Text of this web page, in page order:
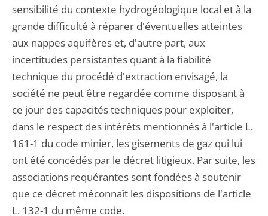
sensibilité du contexte hydrogéologique local et à la
grande difficulté à réparer d'éventuelles atteintes
aux nappes aquifères et, d'autre part, aux
incertitudes persistantes quant à la fiabilité
technique du procédé d'extraction envisagé, la
société ne peut être regardée comme disposant à
ce jour des capacités techniques pour exploiter,
dans le respect des intérêts mentionnés à l'article L.
161-1 du code minier, les gisements de gaz qui lui
ont été concédés par le décret litigieux. Par suite, les
associations requérantes sont fondées à soutenir
que ce décret méconnaît les dispositions de l'article
L. 132-1 du même code.